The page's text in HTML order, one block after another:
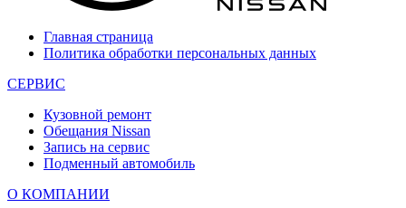
Главная страница
Политика обработки персональных данных
СЕРВИС
Кузовной ремонт
Обещания Nissan
Запись на сервис
Подменный автомобиль
О КОМПАНИИ